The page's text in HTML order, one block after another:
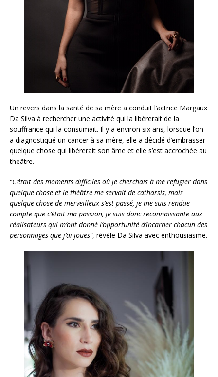
Un revers dans la santé de sa mère a conduit l’actrice Margaux
Da Silva à rechercher une activité qui la libérerait de la
souffrance qui la consumait. Il y a environ six ans, lorsque l’on
a diagnostiqué un cancer à sa mère, elle a décidé d’embrasser
quelque chose qui libérerait son âme et elle s’est accrochée au
théâtre.
“C’était des moments difficiles où je cherchais à me refugier dans
quelque chose et le théâtre me servait de catharsis, mais
quelque chose de merveilleux s’est passé, je me suis rendue
compte que c’était ma passion, je suis donc reconnaissante aux
réalisateurs qui m’ont donné l’opportunité d’incarner chacun des
personnages que j’ai joués”, révèle Da Silva avec enthousiasme.